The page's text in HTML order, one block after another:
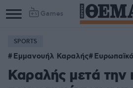
Games
SPORTS
Εμμανουήλ Καραλής
Καραλής μετά την